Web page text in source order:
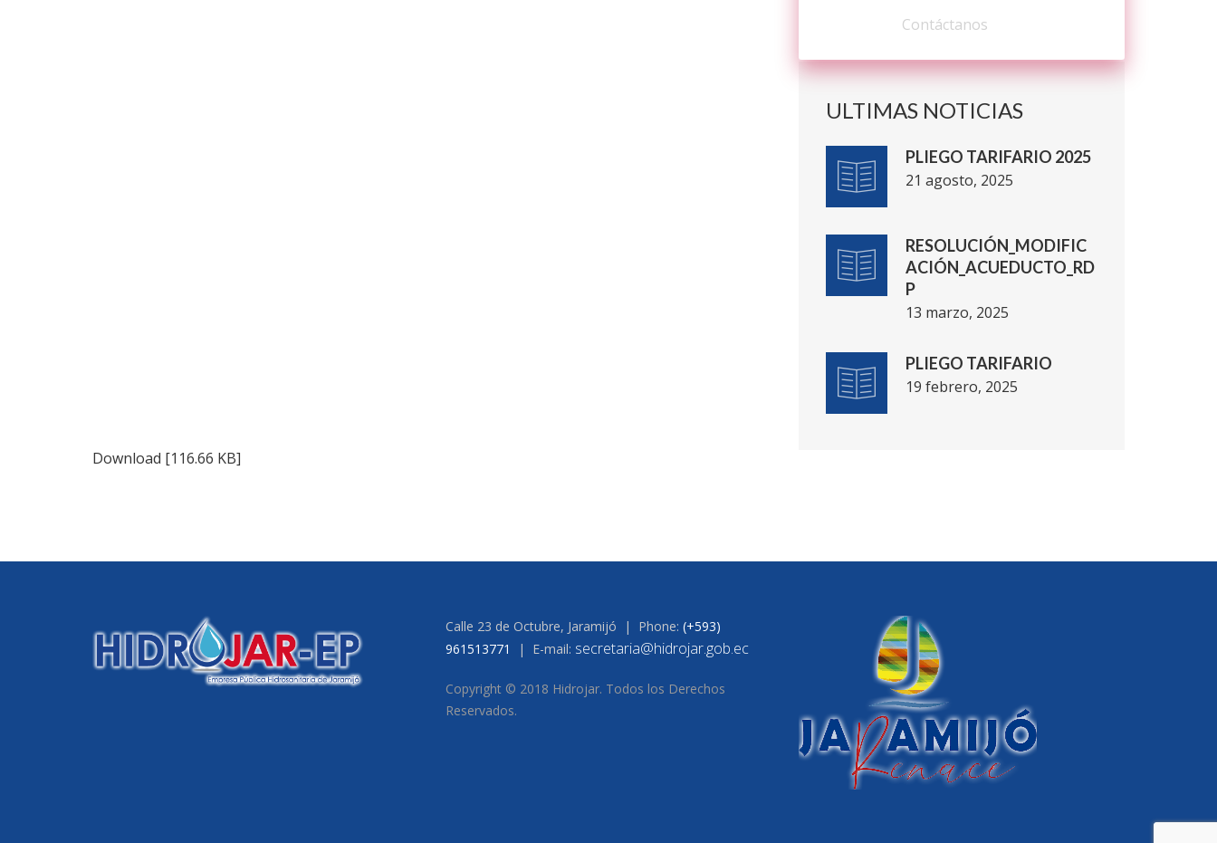
Download [116.66 KB]
Contáctanos
ULTIMAS NOTICIAS
PLIEGO TARIFARIO 2025
21 agosto, 2025
RESOLUCIÓN_MODIFIC
ACIÓN_ACUEDUCTO_RD
P
13 marzo, 2025
PLIEGO TARIFARIO
19 febrero, 2025
Calle 23 de Octubre, Jaramijó | Phone: (+593)
961513771
| E-mail: secretaria@hidrojar.gob.ec
Copyright © 2018 Hidrojar. Todos los Derechos
Reservados.